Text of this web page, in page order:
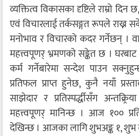
व्यक्तित्व विकासका दृष्टिले राम्रो
एवं विचारलाई तर्कसङ्गत रूपले राख्न
मनोभाव र विचारको कदर गर्नेछन् ।
महत्त्वपूणर् भ्रमणको सङ्केत छ ।
कर्म गर्नेबारेमा सन्देश पाउन
प्रतिफल प्राप्त हुनेछ, कुनै नयाँ
साझेदार र प्रतिस्पर्द्धीसँग
महत्त्वपूणर् मानिन्छ । आज १००
देखिन्छ । आजका लागि शुभअङ्क १,